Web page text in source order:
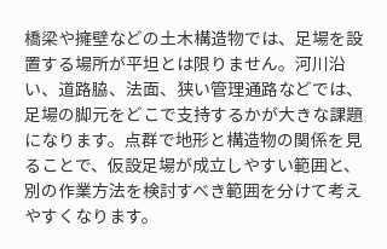
橋梁や擁壁などの土木構造物では、足場を設
置する場所が平坦とは限りません。河川沿
い、道路脇、法面、狭い管理通路などでは、
足場の脚元をどこで支持するかが大きな課題
になります。点群で地形と構造物の関係を見
ることで、仮設足場が成立しやすい範囲と、
別の作業方法を検討すべき範囲を分けて考え
やすくなります。